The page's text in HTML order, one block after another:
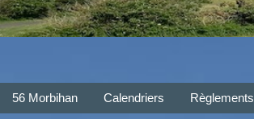
56 Morbihan Calendriers Règlements